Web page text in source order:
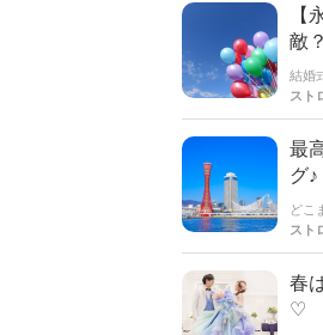
【
敵
結婚
れら
スト
最
グ♪
どこ
回は
スト
春
♡